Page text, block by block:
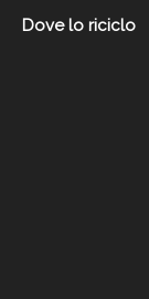
Dove lo riciclo